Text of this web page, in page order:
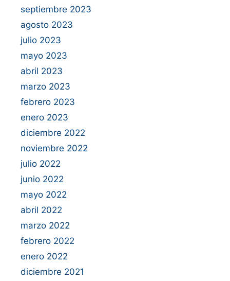
septiembre 2023
agosto 2023
julio 2023
mayo 2023
abril 2023
marzo 2023
febrero 2023
enero 2023
diciembre 2022
noviembre 2022
julio 2022
junio 2022
mayo 2022
abril 2022
marzo 2022
febrero 2022
enero 2022
diciembre 2021